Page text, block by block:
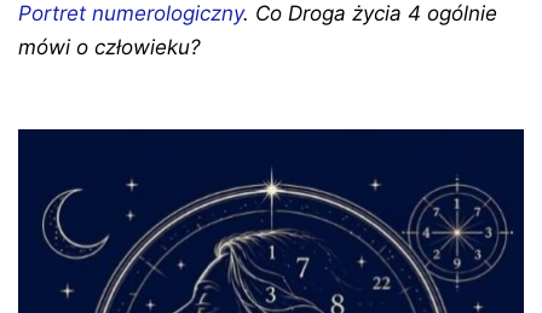
Portret numerologiczny. Co Droga życia 4 ogólnie
mówi o człowieku?